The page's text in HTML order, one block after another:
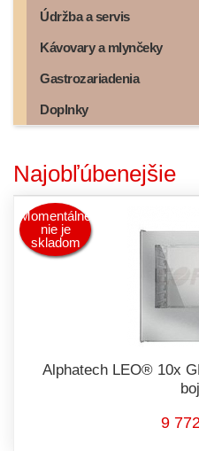
Údržba a servis
Kávovary a mlynčeky
Gastrozariadenia
Doplnky
Najobľúbenejšie
Momentálne
nie je
skladom
Alphatech LEO® 10x
9